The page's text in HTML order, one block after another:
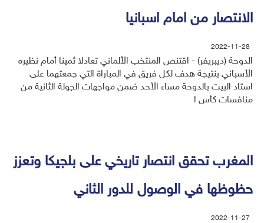
الانتصار من امام اسبانيا
2022-11-28
الدوحة (ديبريفر) - اقتنص المنتخب الألماني تعادلا ثمينا أمام نظيره
الأسباني بنتيجة هدف لكل فريق في المباراة التي جمعتهما على
استاد البيت بالدوحة مساء الأحد ضمن مواجهات الجولة الثانية من
منافسات كأس ا
المغرب تحقق انتصار تاريخي على بلجيكا وتعزز
حظوظها في الوصول للدور الثاني
2022-11-27